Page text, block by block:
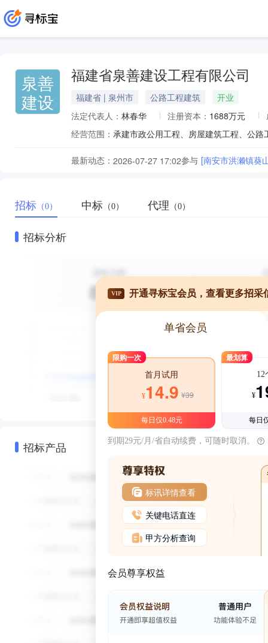
泉善
建设
福建省泉善建设工程有限公司
福建省 | 泉州市 公路工程建筑
开业
法定代表人： 林春华 注册资本： 1688万元
经营范围：
最新动态： 2026-07-27 17:02参与 [南安市洪濑镇葵
招标 （0） 中标 （0） 代理 （0）
招标分析
招标产品
VIP 开通寻标宝会员，查看更多招采
单省会员
限购一次
首月试用
¥14.9 ¥39
每日仅0.48元
最划算
12
¥
每日
到期29元/月/省自动续费，可随时取消。
标讯详情查看
关键电话直连
甲方分析查询
会员尊享权益